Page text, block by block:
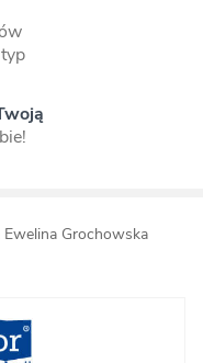
Grochowska